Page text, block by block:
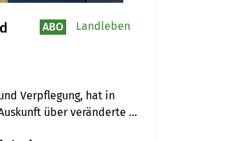
Verpflegung, hat in
über veränderte
ABO Landleben